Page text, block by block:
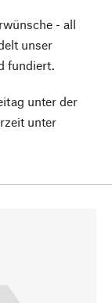
- all
unser
fundiert.
unter der
unter